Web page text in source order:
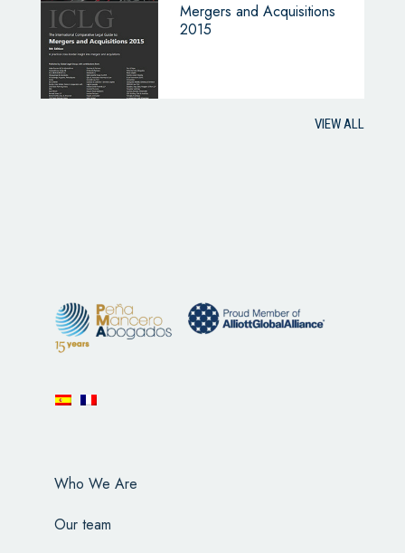
Mergers and Acquisitions
2015
VIEW ALL
Who We Are
Our team